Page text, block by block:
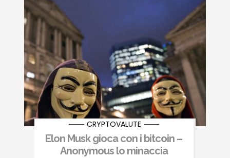
CRYPTOVALUTE
Elon Musk gioca con i bitcoin –
Anonymous lo minaccia